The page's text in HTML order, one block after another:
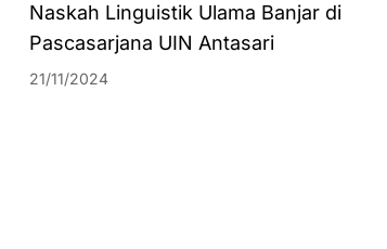
Naskah Linguistik Ulama Banjar di
Pascasarjana UIN Antasari
21/11/2024